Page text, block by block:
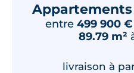
entre 499 900 €
89.79 m²
livraison à